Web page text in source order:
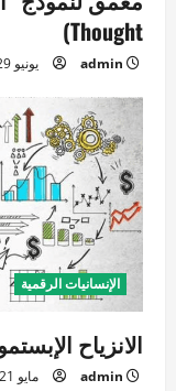
Thought)
admin يونيو 29, 2026
الإنسانيات الرقمية
الانزياح
admin مايو 21, 2026